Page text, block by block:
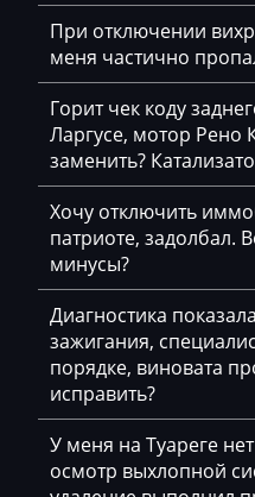
Chevrolet
Citroen
Claas
CMI
Comacchio
Dacia
Daewoo
DAF
Daihatsu
Siemens MSV90
При отключении
меня частично
Горит чек коду
Ларгусе, мотор Рено
заменить?
Хочу отключить
патриоте, задолбал.
минусы?
Диагностика
зажигания,
порядке, виновата
исправить?
У меня на Туареге
осмотр выхлопной